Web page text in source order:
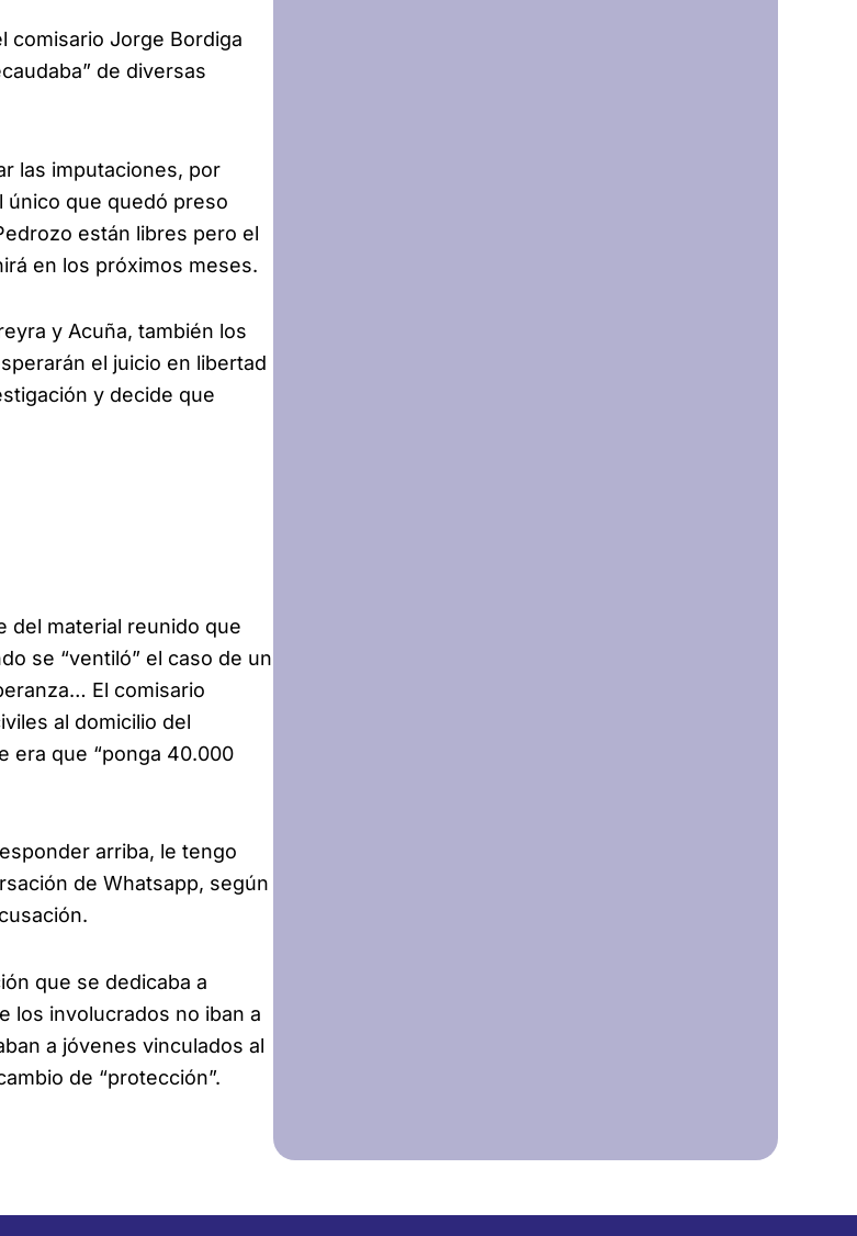
comisario Jorge Bordiga
de diversas
las imputaciones, por
único que quedó preso
están libres pero el
en los próximos meses.
y Acuña, también los
el juicio en libertad
y decide que
del material reunido que
se “ventiló” el caso de un
El comisario
al domicilio del
era que “ponga 40.000
arriba, le tengo
de Whatsapp, según
que se dedicaba a
los involucrados no iban a
a jóvenes vinculados al
de “protección”.